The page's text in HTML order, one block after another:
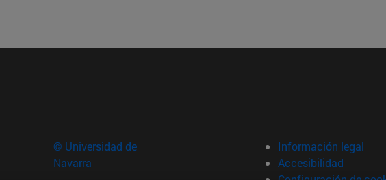
© Universidad de
Navarra
Información legal
Accesibilidad